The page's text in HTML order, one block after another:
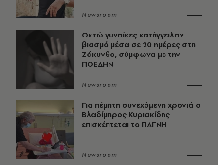
Newsroom
Οκτώ γυναίκες κατήγγειλαν
βιασμό μέσα σε 20 ημέρες στη
Ζάκυνθο, σύμφωνα με την
ΠΟΕΔΗΝ
Newsroom
Για πέμπτη συνεχόμενη χρονιά ο
Βλαδίμηρος Κυριακίδης
επισκέπτεται το ΠΑΓΝΗ
Newsroom